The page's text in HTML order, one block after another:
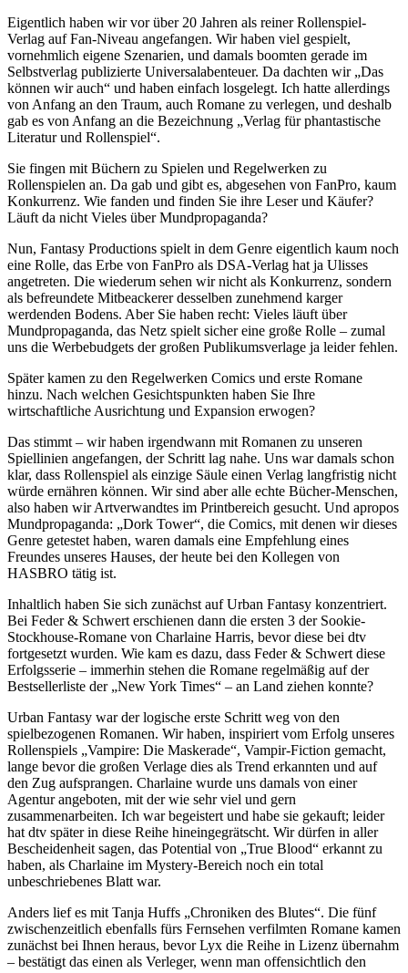
Eigentlich haben wir vor über 20 Jahren als reiner Rollenspiel-
Verlag auf Fan-Niveau angefangen. Wir haben viel gespielt,
vornehmlich eigene Szenarien, und damals boomten gerade im
Selbstverlag publizierte Universalabenteuer. Da dachten wir „Das
können wir auch“ und haben einfach losgelegt. Ich hatte allerdings
von Anfang an den Traum, auch Romane zu verlegen, und deshalb
gab es von Anfang an die Bezeichnung „Verlag für phantastische
Literatur und Rollenspiel“.
Sie fingen mit Büchern zu Spielen und Regelwerken zu
Rollenspielen an. Da gab und gibt es, abgesehen von FanPro, kaum
Konkurrenz. Wie fanden und finden Sie ihre Leser und Käufer?
Läuft da nicht Vieles über Mundpropaganda?
Nun, Fantasy Productions spielt in dem Genre eigentlich kaum noch
eine Rolle, das Erbe von FanPro als DSA-Verlag hat ja Ulisses
angetreten. Die wiederum sehen wir nicht als Konkurrenz, sondern
als befreundete Mitbeackerer desselben zunehmend karger
werdenden Bodens. Aber Sie haben recht: Vieles läuft über
Mundpropaganda, das Netz spielt sicher eine große Rolle – zumal
uns die Werbebudgets der großen Publikumsverlage ja leider fehlen.
Später kamen zu den Regelwerken Comics und erste Romane
hinzu. Nach welchen Gesichtspunkten haben Sie Ihre
wirtschaftliche Ausrichtung und Expansion erwogen?
Das stimmt – wir haben irgendwann mit Romanen zu unseren
Spiellinien angefangen, der Schritt lag nahe. Uns war damals schon
klar, dass Rollenspiel als einzige Säule einen Verlag langfristig nicht
würde ernähren können. Wir sind aber alle echte Bücher-Menschen,
also haben wir Artverwandtes im Printbereich gesucht. Und apropos
Mundpropaganda: „Dork Tower“, die Comics, mit denen wir dieses
Genre getestet haben, waren damals eine Empfehlung eines
Freundes unseres Hauses, der heute bei den Kollegen von
HASBRO tätig ist.
Inhaltlich haben Sie sich zunächst auf Urban Fantasy konzentriert.
Bei Feder & Schwert erschienen dann die ersten 3 der Sookie-
Stockhouse-Romane von Charlaine Harris, bevor diese bei dtv
fortgesetzt wurden. Wie kam es dazu, dass Feder & Schwert diese
Erfolgsserie – immerhin stehen die Romane regelmäßig auf der
Bestsellerliste der „New York Times“ – an Land ziehen konnte?
Urban Fantasy war der logische erste Schritt weg von den
spielbezogenen Romanen. Wir haben, inspiriert vom Erfolg unseres
Rollenspiels „Vampire: Die Maskerade“, Vampir-Fiction gemacht,
lange bevor die großen Verlage dies als Trend erkannten und auf
den Zug aufsprangen. Charlaine wurde uns damals von einer
Agentur angeboten, mit der wie sehr viel und gern
zusammenarbeiten. Ich war begeistert und habe sie gekauft; leider
hat dtv später in diese Reihe hineingegrätscht. Wir dürfen in aller
Bescheidenheit sagen, das Potential von „True Blood“ erkannt zu
haben, als Charlaine im Mystery-Bereich noch ein total
unbeschriebenes Blatt war.
Anders lief es mit Tanja Huffs „Chroniken des Blutes“. Die fünf
zwischenzeitlich ebenfalls fürs Fernsehen verfilmten Romane kamen
zunächst bei Ihnen heraus, bevor Lyx die Reihe in Lizenz übernahm
– bestätigt das einen als Verleger, wenn man offensichtlich den